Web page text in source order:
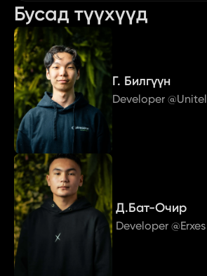
Бусад түүхүүд
Г. Билгүүн
Developer @Unitel
Д.Бат-Очир
Developer @Erxes